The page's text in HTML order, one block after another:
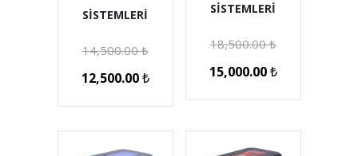
SİSTEMLERİ
14,500.00₺
12,500.00₺
SİSTEMLERİ
18,500.00₺
15,000.00₺